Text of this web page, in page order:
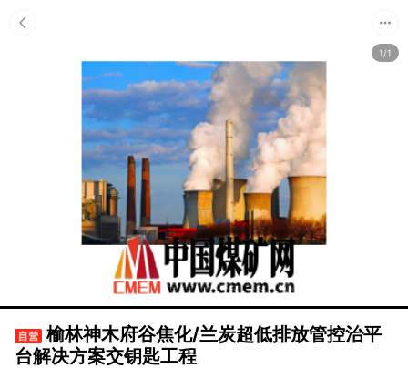
1/1
榆林神木府谷焦化/兰炭超低排放管控治平
台解决方案交钥匙工程